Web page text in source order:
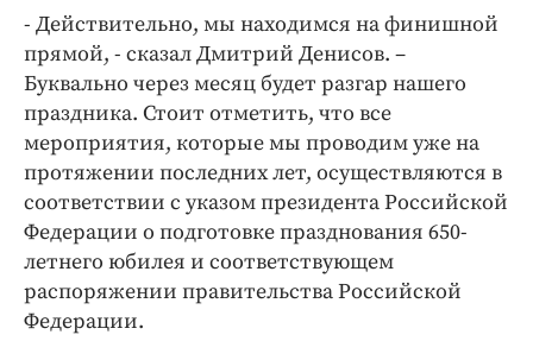
Бренд года
Работодатель года
- Действительно, мы находимся на финишной
прямой, - сказал Дмитрий Денисов. –
Буквально через месяц будет разгар нашего
праздника. Стоит отметить, что все
мероприятия, которые мы проводим уже на
протяжении последних лет, осуществляются в
соответствии с указом президента Российской
Федерации о подготовке празднования 650-
летнего юбилея и соответствующем
распоряжении правительства Российской
Федерации.